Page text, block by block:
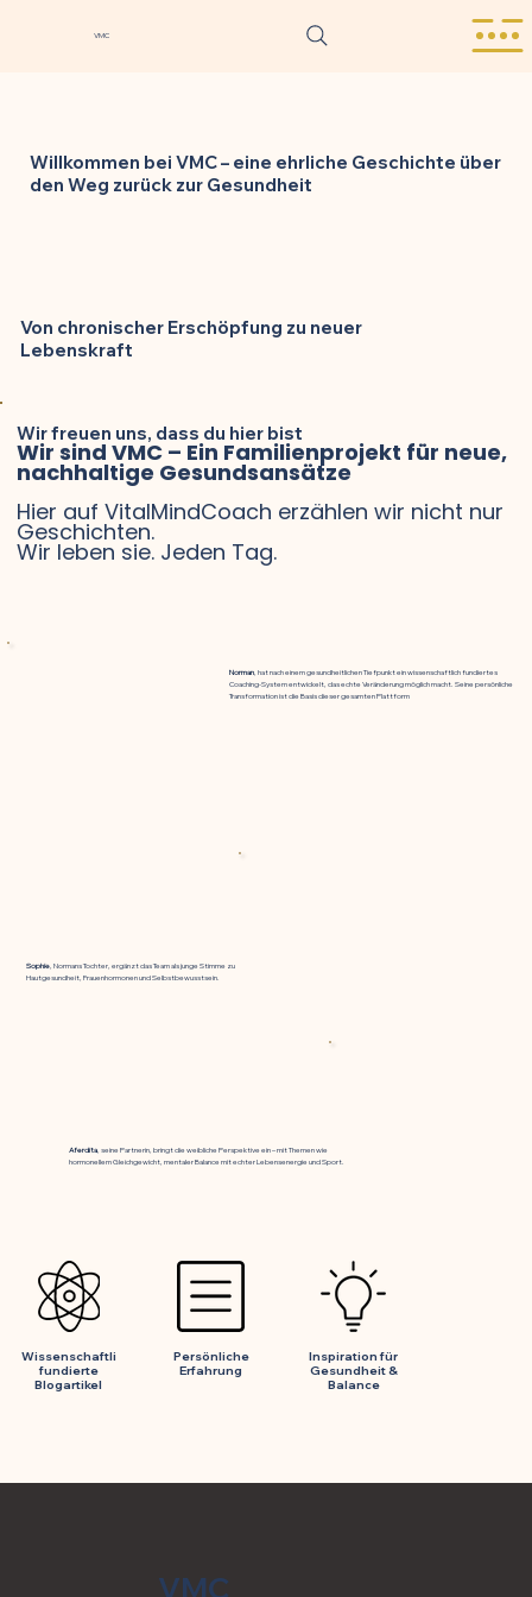
VMC
​Willkommen bei VMC – eine ehrliche Geschichte über
den Weg zurück zur Gesundheit
Von chronischer Erschöpfung zu neuer
Lebenskraft
Wir freuen uns, dass du hier bist
Wir sind VMC – Ein Familienprojekt für neue,
nachhaltige Gesundsansätze
Hier auf VitalMindCoach erzählen wir nicht nur
Geschichten.
Wir leben sie. Jeden Tag.
Wissenschaftlich
fundierte
Blogartikel
Persönliche
Erfahrung
Inspiration für
Gesundheit &
Balance
Sophie, Normans Tochter, ergänzt das Team als junge Stimme zu
Hautgesundheit, Frauenhormonen und Selbstbewusstsein.
Norman, hat nach einem gesundheitlichen Tiefpunkt ein wissenschaftlich fundiertes
Coaching-System entwickelt, das echte Veränderung möglich macht. Seine persönliche
Transformation ist die Basis dieser gesamten Plattform
Aferdita, seine Partnerin, bringt die weibliche Perspektive ein – mit Themen wie
hormonellem Gleichgewicht, mentaler Balance mit echter Lebensenergie und Sport.
VMC